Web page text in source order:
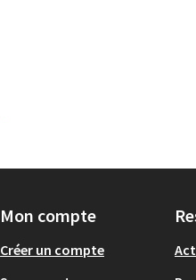
Mon compte
Créer un compte